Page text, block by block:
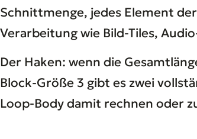
Schnittmenge, jedes Element
Verarbeitung wie Bild-Tiles,
Der Haken: wenn die
Block-Größe 3 gibt es zwei
Loop-Body damit rechnen oder